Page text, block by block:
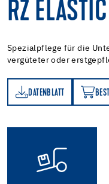
RZ
Spezialpflege für die
vergüteter oder
DATENBLATT
BESTELLEN